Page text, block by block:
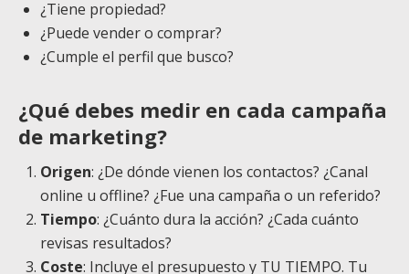
¿Tiene propiedad?
¿Puede vender o comprar?
¿Cumple el perfil que busco?
¿Qué debes medir en cada campaña
de marketing?
Origen: ¿De dónde vienen los contactos? ¿Canal
online u offline? ¿Fue una campaña o un referido?
Tiempo: ¿Cuánto dura la acción? ¿Cada cuánto
revisas resultados?
Coste: Incluye el presupuesto y TU TIEMPO. Tu